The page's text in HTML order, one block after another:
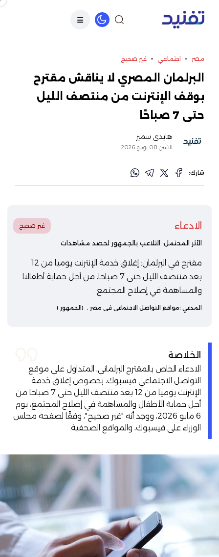
مصر - اجتماعي - غير صحيح
البرلمان المصري لا يناقش مقترح
بوقف الإنترنت من منتصف الليل
حتى 7 صباحًا
هايدي سمير
الاثنين 08 يونيو 2026
شارك:
الادعاء غير صحيح
الأثر المحتمل: التلاعب بالجمهور لحصد مشاهدات
مقترح في البرلمان: إغلاق خدمة الإنترنت يوميا من 12
بعد منتصف الليل حتى 7 صباحا، من أجل حماية أطفالنا
والمساهمة في إصلاح المجتمع.
المدعي :مواقع التواصل الاجتماعي في مصر . (الجمهور )
الخلاصة
الادعاء الخاص بالمقترح البرلماني، المتداول على موقع
التواصل الاجتماعي فيسبوك، بخصوص إغلاق خدمة
الإنترنت يوميا من 12 بعد منتصف الليل حتى 7 صباحا من
أجل حماية الأطفال والمساهمة في إصلاح المجتمع، يوم
6 مايو 2026، ووجد أنه "غير صحيح"، وفقًا لصفحة مجلس
الوزراء على فيسبوك، والمواقع الصحفية.